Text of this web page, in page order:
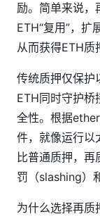
励。简单来说，
ETH“复用”，扩
从而获得ETH质
传统质押仅保护
ETH同时守护桥
全性。根据
件，就像运行以
比普通质押，
罚（slashing）
为什么选择再质